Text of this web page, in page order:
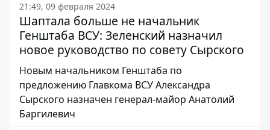
21:49, 09 февраля 2024
Шаптала больше не начальник
Генштаба ВСУ: Зеленский назначил
новое руководство по совету Сырского
Новым начальником Генштаба по
предложению Главкома ВСУ Александра
Сырского назначен генерал-майор Анатолий
Баргилевич